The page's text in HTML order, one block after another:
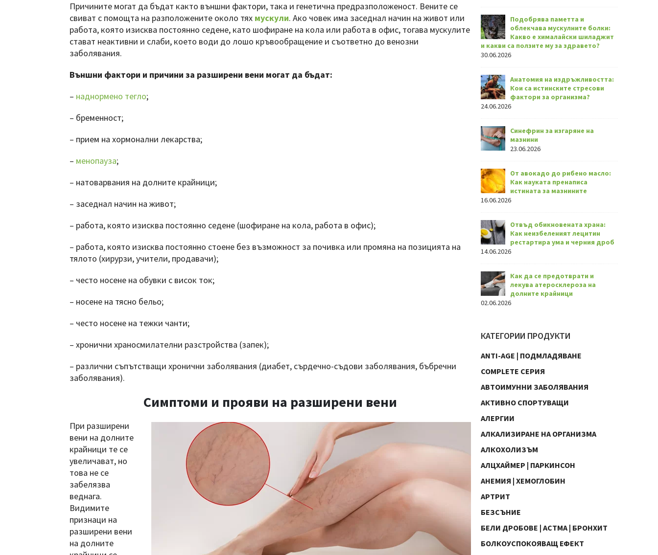
Причините могат да бъдат както външни фактори, така и генетична предразположеност. Вените се
свиват с помощта на разположените около тях мускули. Ако човек има заседнал начин на живот или
работа, която изисква постоянно седене, като шофиране на кола или работа в офис, тогава мускулите
стават неактивни и слаби, което води до лошо кръвообращение и съответно до венозни
заболявания.
Външни фактори и причини за разширени вени могат да бъдат:
– наднормено тегло;
– бременност;
– прием на хормонални лекарства;
– менопауза;
– натоварвания на долните крайници;
– заседнал начин на живот;
– работа, която изисква постоянно седене (шофиране на кола, работа в офис);
– работа, която изисква постоянно стоене без възможност за почивка или промяна на позицията на
тялото (хирурзи, учители, продавачи);
– често носене на обувки с висок ток;
– носене на тясно бельо;
– често носене на тежки чанти;
– хронични храносмилателни разстройства (запек);
– различни съпътстващи хронични заболявания (диабет, сърдечно-съдови заболявания, бъбречни
заболявания).
Симптоми и прояви на разширени вени
При разширени
вени на долните
крайници те се
увеличават, но
това не се
забелязва
веднага.
Видимите
признаци на
разширени вени
на долните
Подобрява паметта и
облекчава мускулните болки:
Какво е хималайски шиладжит
и какви са ползите му за здравето?
30.06.2026
Анатомия на издръжливостта:
Кои са истинските стресови
фактори за организма?
24.06.2026
Синефрин за изгаряне на
мазнини
23.06.2026
От авокадо до рибено масло:
Как науката пренаписа
истината за мазнините
16.06.2026
Отвъд обикновената храна:
Как неизбеленият лецитин
рестартира ума и черния дроб
14.06.2026
Как да се предотврати и
лекува атеросклероза на
долните крайници
02.06.2026
КАТЕГОРИИ ПРОДУКТИ
ANTI-AGE | ПОДМЛАДЯВАНЕ
COMPLETE СЕРИЯ
АВТОИМУННИ ЗАБОЛЯВАНИЯ
АКТИВНО СПОРТУВАЩИ
АЛЕРГИИ
АЛКАЛИЗИРАНЕ НА ОРГАНИЗМА
АЛКОХОЛИЗЪМ
АЛЦХАЙМЕР | ПАРКИНСОН
АНЕМИЯ | ХЕМОГЛОБИН
АРТРИТ
БЕЗСЪНИЕ
БЕЛИ ДРОБОВЕ | АСТМА | БРОНХИТ
БОЛКОУСПОКОЯВАЩ ЕФЕКТ